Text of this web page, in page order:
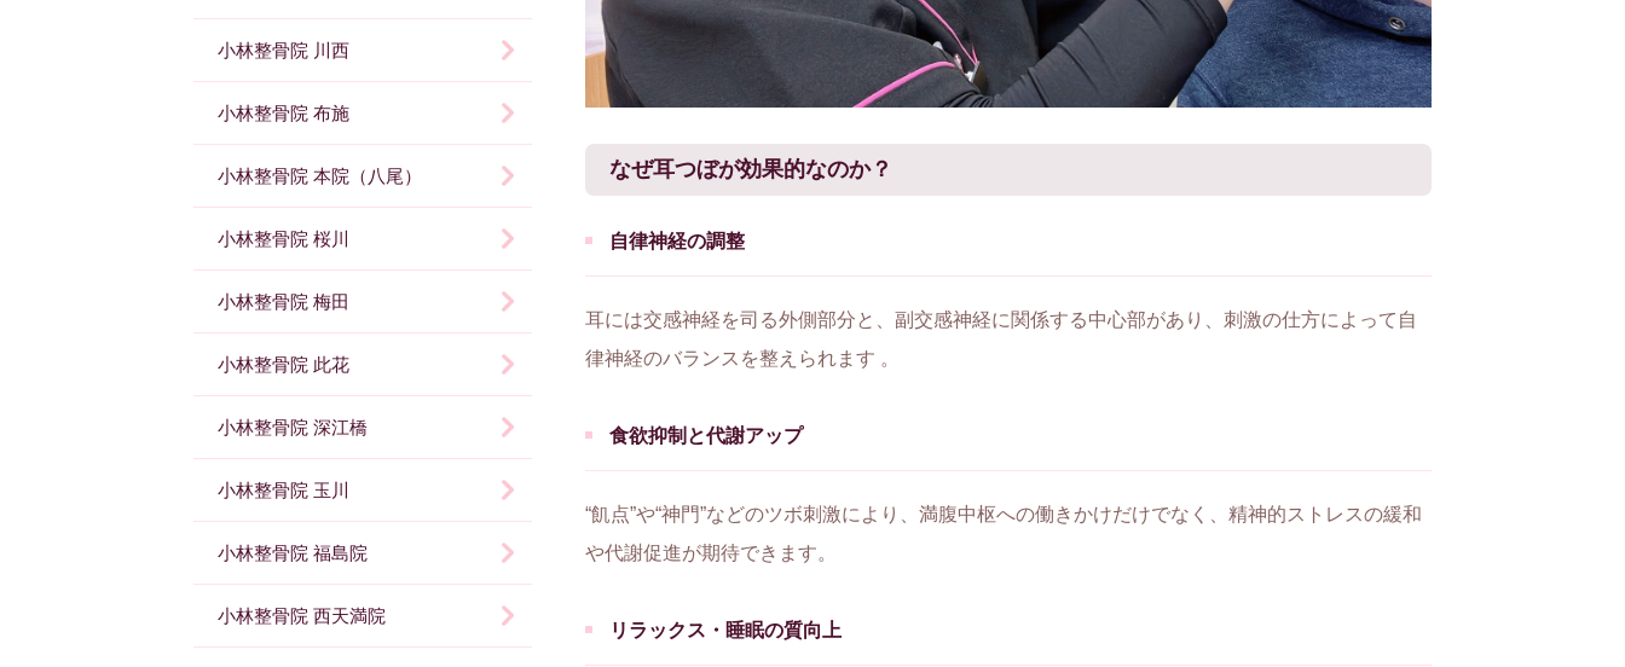
なぜ耳つぼが効果的なのか？
自律神経の調整
耳には交感神経を司る外側部分と、副交感神経に関係する中心部があり、刺激の仕方によって自
律神経のバランスを整えられます 。
食欲抑制と代謝アップ
“飢点”や“神門”などのツボ刺激により、満腹中枢への働きかけだけでなく、精神的ストレスの緩和
や代謝促進が期待できます。
リラックス・睡眠の質向上
小林整骨院 川西
小林整骨院 布施
小林整骨院 本院（八尾）
小林整骨院 桜川
小林整骨院 梅田
小林整骨院 此花
小林整骨院 深江橋
小林整骨院 玉川
小林整骨院 福島院
小林整骨院 西天満院